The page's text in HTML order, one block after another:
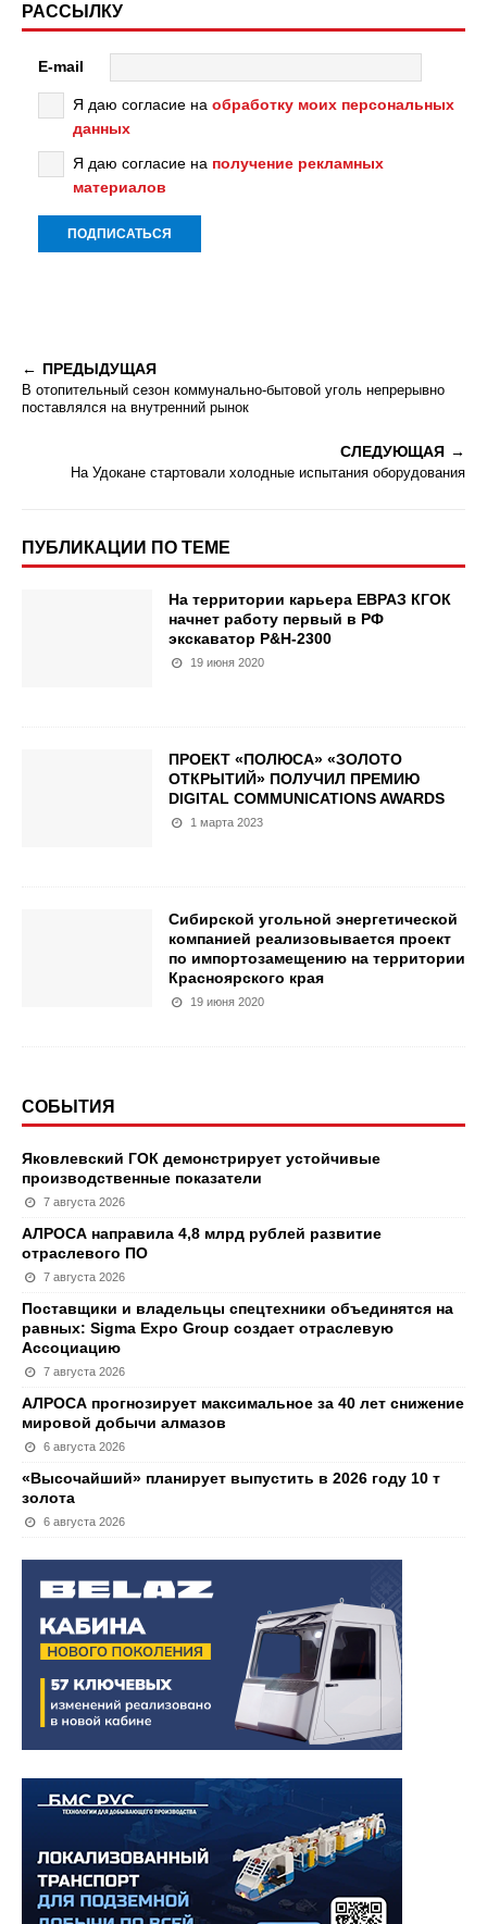
РАССЫЛКУ
E-mail
Я даю согласие на обработку моих персональных
данных
Я даю согласие на получение рекламных
материалов
ПРЕДЫДУЩАЯ
В отопительный сезон коммунально-бытовой уголь непрерывно
поставлялся на внутренний рынок
СЛЕДУЮЩАЯ
На Удокане стартовали холодные испытания оборудования
ПУБЛИКАЦИИ ПО ТЕМЕ
На территории карьера ЕВРАЗ КГОК
начнет работу первый в РФ
экскаватор P&H-2300
19 июня 2020
ПРОЕКТ «ПОЛЮСА» «ЗОЛОТО
ОТКРЫТИЙ» ПОЛУЧИЛ ПРЕМИЮ
DIGITAL COMMUNICATIONS AWARDS
1 марта 2023
Сибирской угольной энергетической
компанией реализовывается проект
по импортозамещению на территории
Красноярского края
19 июня 2020
СОБЫТИЯ
Яковлевский ГОК демонстрирует устойчивые
производственные показатели
7 августа 2026
АЛРОСА направила 4,8 млрд рублей развитие
отраслевого ПО
7 августа 2026
Поставщики и владельцы спецтехники объединятся на
равных: Sigma Expo Group создает отраслевую
Ассоциацию
7 августа 2026
АЛРОСА прогнозирует максимальное за 40 лет снижение
мировой добычи алмазов
6 августа 2026
«Высочайший» планирует выпустить в 2026 году 10 т
золота
6 августа 2026